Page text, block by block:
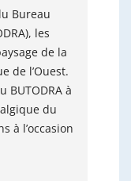
Bureau
les
de la
de l’Ouest.
BUTODRA à
du
à l’occasion